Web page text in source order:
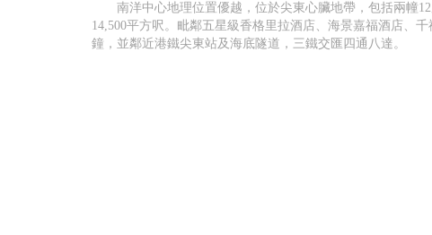
南洋中心地理位置優越，位於尖東心臟地帶，包括兩幢
14,500平方呎。毗鄰五星級香格里拉酒店、海景嘉福酒店、
鐘，並鄰近港鐵尖東站及海底隧道，三鐵交匯四通八達。